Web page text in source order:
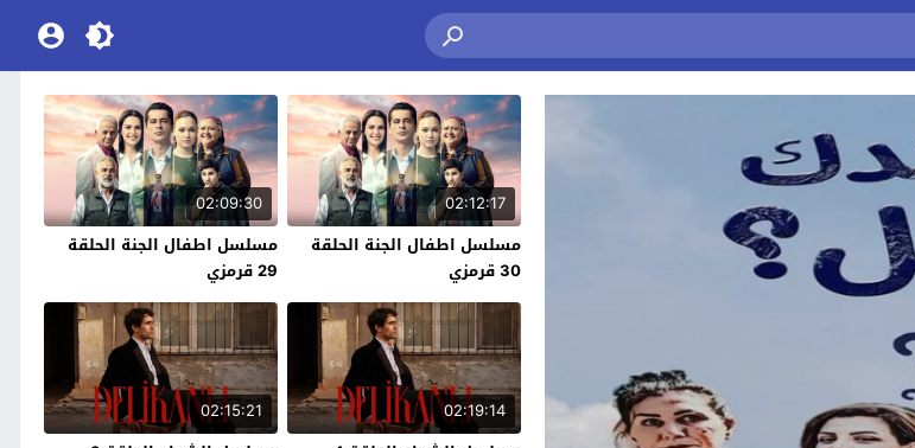
02:12:17
مسلسل اطفال الجنة الحلقة
30 قرمزي
02:09:30
مسلسل اطفال الجنة الحلقة
29 قرمزي
02:19:14
02:15:21